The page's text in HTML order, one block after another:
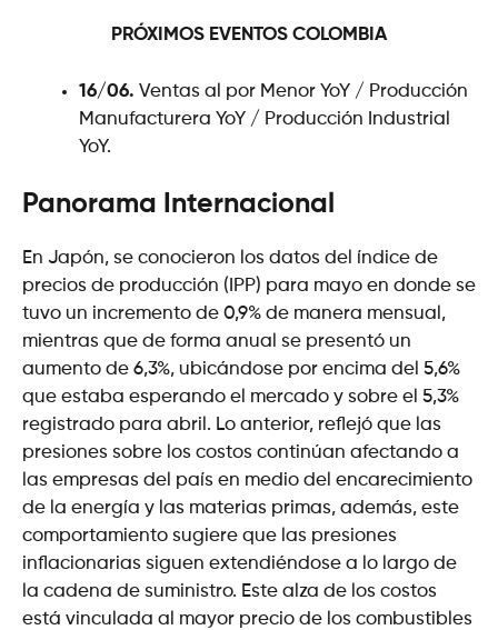
PRÓXIMOS EVENTOS COLOMBIA
16/06. Ventas al por Menor YoY / Producción
Manufacturera YoY / Producción Industrial
YoY.
Panorama Internacional
En Japón, se conocieron los datos del índice de
precios de producción (IPP) para mayo en donde se
tuvo un incremento de 0,9% de manera mensual,
mientras que de forma anual se presentó un
aumento de 6,3%, ubicándose por encima del 5,6%
que estaba esperando el mercado y sobre el 5,3%
registrado para abril. Lo anterior, reflejó que las
presiones sobre los costos continúan afectando a
las empresas del país en medio del encarecimiento
de la energía y las materias primas, además, este
comportamiento sugiere que las presiones
inflacionarias siguen extendiéndose a lo largo de
la cadena de suministro. Este alza de los costos
está vinculada al mayor precio de los combustibles